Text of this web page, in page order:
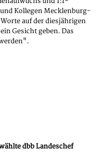
dbb Landeschef
Kollegen Mecklenburg-
auf der diesjährigen
Gesicht geben. Das